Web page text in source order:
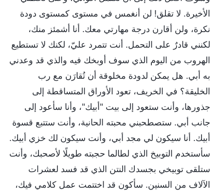
الأخيرة. لا تقلق! لن أنغمس في مستوى كمستوى دودة
نكرة، ولن أقارن درجة مهارتي معك. أنا أشمئز منك،
لكنني قادرٌ على التحمل. أنت تتمرد عليّ، لكنك لا تستطيع
الهروب من اليوم الذي سوف أوبخك فيه والذي قد وعدني
به أبي. هل يمكن لدودة مخلوقة أن تُقارَن مع رب
الخليقة؟ في الخريف، تعود الأوراق المتساقطة إلى
جذورها، وأنت ستعود إلى بيت "أبيك"، وأنا سأعود إلى
جانب أبي. ستصطحبني محبته الحانية، وأنت ستتبع قسوة
أبيك. أنا سيكون لي مجد أبي، وأنت سيكون لك خزي أبيك.
سأستخدم التوبيخ الذي لطالما حجبته طويلًا لأصحبك، وأنت
ستلقى توبيخي بجسدك النتن الذي قد فسد لعشرات
الآلاف من السنين. سأكون قد اختتمت عمل كلامي فيك،